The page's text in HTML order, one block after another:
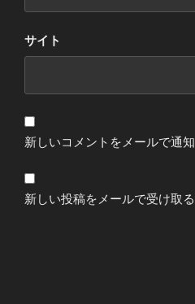
サイト
新しいコメントをメールで通知
新しい投稿をメールで受け取る